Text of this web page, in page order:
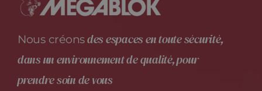
Nous créonsdes espaces en toute sécurité,
dans un environnement de qualité, pour
prendre soin de vous